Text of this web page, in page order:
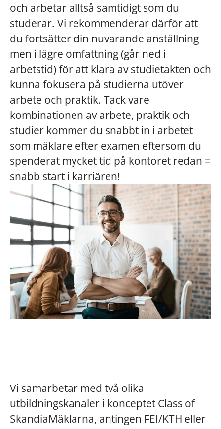
och arbetar alltså samtidigt som du
studerar. Vi rekommenderar därför att
du fortsätter din nuvarande anställning
men i lägre omfattning (går ned i
arbetstid) för att klara av studietakten och
kunna fokusera på studierna utöver
arbete och praktik. Tack vare
kombinationen av arbete, praktik och
studier kommer du snabbt in i arbetet
som mäklare efter examen eftersom du
spenderat mycket tid på kontoret redan =
snabb start i karriären!
Vi samarbetar med två olika
utbildningskanaler i konceptet Class of
SkandiaMäklarna, antingen FEI/KTH eller